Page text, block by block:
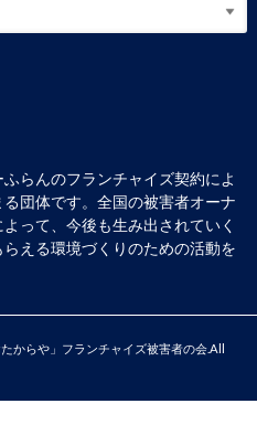
らんのフランチャイズ契約によ
団体です。全国の被害者オーナ
って、今後も生み出されていく
える環境づくりのための活動を
からや」フランチャイズ被害者の会.All